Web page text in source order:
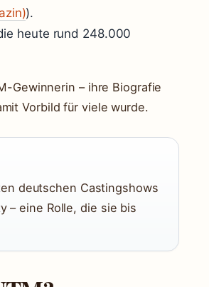
).
heute rund 248.000
Gewinnerin – ihre Biografie
Vorbild für viele wurde.
deutschen Castingshows
– eine Rolle, die sie bis